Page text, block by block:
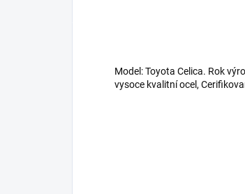
Model: Toyota Celica. Rok
vysoce kvalitní ocel,